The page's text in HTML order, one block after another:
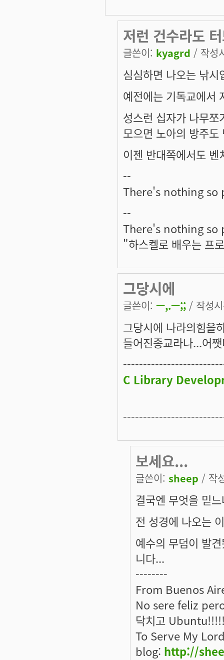
저런 건수라도
글쓴이: kyagrd / 작성
심심하면 나오는 낚시
예전에는 기독교에서
성스런 십자가 나무
모으면 노아의 방주도
이젠 반대쪽에서도 벤
--
There's nothing so
--
There's nothing so
"하스켈로 배우는 프
그당시에
글쓴이: ㅡ,.ㅡ;; / 작성
그당시에 나라의힘을
들어진종교라나...어
C Library
보세요...
글쓴이: sheep / 작
결국엔 무엇을 믿
전 성경에 나오는
예수의 무덤이 발
니다...
--------
From Buenos
No sere feliz
닥치고
To Serve My
blog: http://